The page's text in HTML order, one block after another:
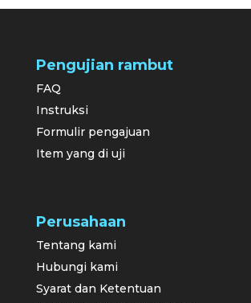
Pengujian rambut
FAQ
Instruksi
Formulir pengajuan
Item yang di uji
Perusahaan
Tentang kami
Hubungi kami
Syarat dan Ketentuan